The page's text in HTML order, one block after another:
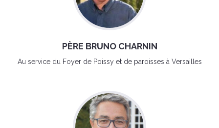
PÈRE BRUNO CHARNIN
Au service du Foyer de Poissy et de paroisses à Versailles